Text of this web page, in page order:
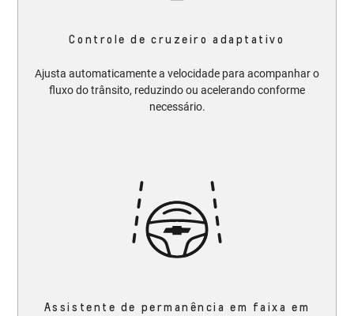
Controle de cruzeiro adaptativo
Ajusta automaticamente a velocidade para acompanhar o
fluxo do trânsito, reduzindo ou acelerando conforme
necessário.​​
Assistente de permanência em faixa em